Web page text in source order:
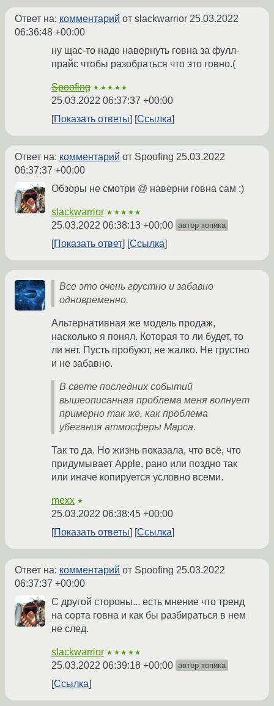
Ответ на: комментарий от slackwarrior 25.03.2022
06:36:48 +00:00
ну щас-то надо навернуть говна за фулл-
прайс чтобы разобраться что это говно.(
Spoofing ★★★★★
25.03.2022 06:37:37 +00:00
Показать ответы
Ссылка
Ответ на: комментарий от Spoofing 25.03.2022
06:37:37 +00:00
Обзоры не смотри @ наверни говна сам :)
slackwarrior ★★★★★
25.03.2022 06:38:13 +00:00 автор топика
Показать ответ Ссылка
Все это очень грустно и забавно
одновременно.
Альтернативная же модель продаж,
насколько я понял. Которая то ли будет, то
ли нет. Пусть пробуют, не жалко. Не грустно
и не забавно.
В свете последних событий
вышеописанная проблема меня волнует
примерно так же, как проблема
убегания атмосферы Марса.
Так то да. Но жизнь показала, что всё, что
придумывает Apple, рано или поздно так
или иначе копируется условно всеми.
mexx ★
25.03.2022 06:38:45 +00:00
Показать ответы
Ссылка
Ответ на: комментарий от Spoofing 25.03.2022
06:37:37 +00:00
С другой стороны... есть мнение что тренд
на сорта говна и как бы разбираться в нем
не след.
slackwarrior ★★★★★
25.03.2022 06:39:18 +00:00 автор топика
Ссылка